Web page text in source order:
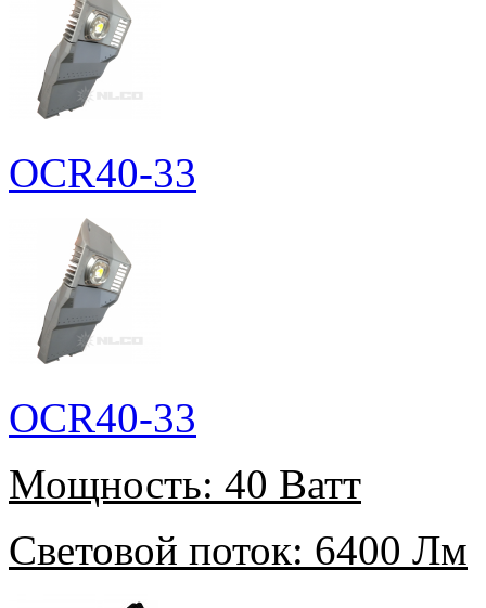
OCR40-33
OCR40-33
Мощность: 40 Ватт
Световой поток: 6400 Лм